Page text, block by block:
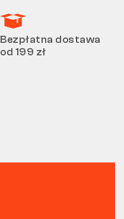
Bezpłatna dostawa
od 199 zł